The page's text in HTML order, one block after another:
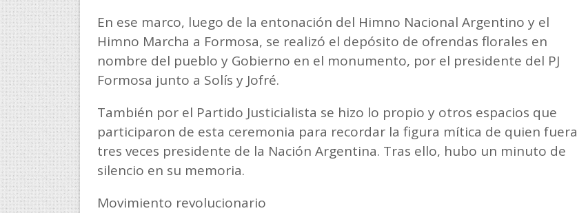
En ese marco, luego de la entonación del Himno Nacional Argentino y el
Himno Marcha a Formosa, se realizó el depósito de ofrendas florales en
nombre del pueblo y Gobierno en el monumento, por el presidente del PJ
Formosa junto a Solís y Jofré.
También por el Partido Justicialista se hizo lo propio y otros espacios que
participaron de esta ceremonia para recordar la figura mítica de quien fuera
tres veces presidente de la Nación Argentina. Tras ello, hubo un minuto de
silencio en su memoria.
Movimiento revolucionario